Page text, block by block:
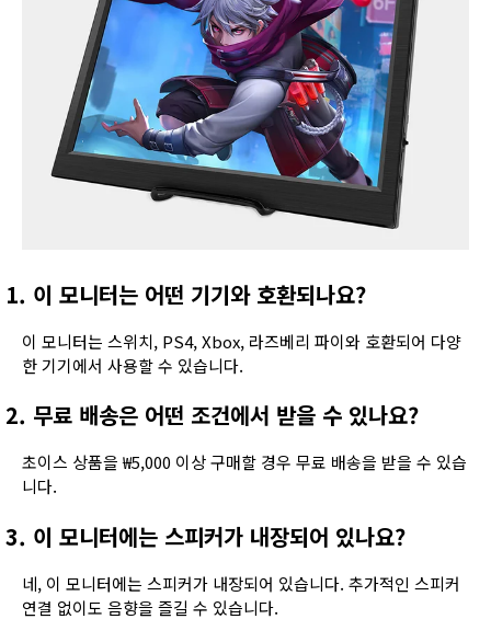
1. 이 모니터는 어떤 기기와 호환되나요?
이 모니터는 스위치, PS4, Xbox, 라즈베리 파이와 호환되어 다양
한 기기에서 사용할 수 있습니다.
2. 무료 배송은 어떤 조건에서 받을 수 있나요?
초이스 상품을 ₩5,000 이상 구매할 경우 무료 배송을 받을 수 있습
니다.
3. 이 모니터에는 스피커가 내장되어 있나요?
네, 이 모니터에는 스피커가 내장되어 있습니다. 추가적인 스피커
연결 없이도 음향을 즐길 수 있습니다.